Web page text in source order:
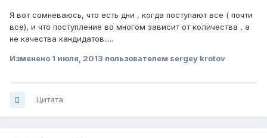
Я вот сомневаюсь, что есть дни , когда поступают все ( почти
все), и что поступление во многом зависит от количества , а
не качества кандидатов.....
Изменено 1 июля, 2013 пользователем sergey krotov
Цитата